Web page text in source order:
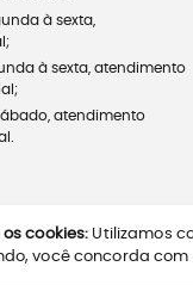
à sexta,
à sexta, atendimento
atendimento
- Corporativo
cookies: Utilizamos
você concorda com